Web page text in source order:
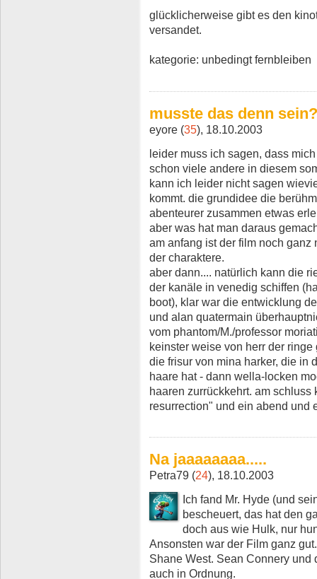
glücklicherweise gibt es den
versandet.
kategorie: unbedingt fernbleiben
musste das denn sein?
eyore (35), 18.10.2003
leider muss ich sagen, dass
schon viele andere in diesem
kann ich leider nicht sagen
kommt. die grundidee die
abenteurer zusammen etwas
aber was hat man daraus
am anfang ist der film noch
der charaktere.
aber dann.... natürlich kann die
der kanäle in venedig schiffen
boot), klar war die entwicklung
und alan quatermain
vom phantom/M./professor
keinster weise von herr der
die frisur von mina harker, die in
haare hat - dann wella-locken
haaren zurrückkehrt. am
resurrection" und ein abend und
Na jaaaaaaaa.....
Petra79 (24), 18.10.2003
Ich fand Mr. Hyde (und
bescheuert, das hat den
doch aus wie Hulk, nur
Ansonsten war der Film ganz
Shane West. Sean Connery
auch in Ordnung.